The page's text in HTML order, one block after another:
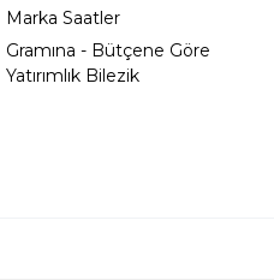
Marka Saatler
Gramına - Bütçene Göre
Yatırımlık Bilezik